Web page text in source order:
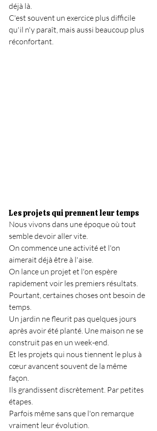
déjà là.
C'est souvent un exercice plus difficile
qu'il n'y paraît, mais aussi beaucoup plus
réconfortant.
Les projets qui prennent leur temps
Nous vivons dans une époque où tout
semble devoir aller vite.
On commence une activité et l'on
aimerait déjà être à l'aise.
On lance un projet et l'on espère
rapidement voir les premiers résultats.
Pourtant, certaines choses ont besoin de
temps.
Un jardin ne fleurit pas quelques jours
après avoir été planté. Une maison ne se
construit pas en un week-end.
Et les projets qui nous tiennent le plus à
cœur avancent souvent de la même
façon.
Ils grandissent discrètement. Par petites
étapes.
Parfois même sans que l'on remarque
vraiment leur évolution.